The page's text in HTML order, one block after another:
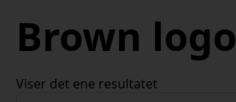
Brown logo
Viser det ene resultatet